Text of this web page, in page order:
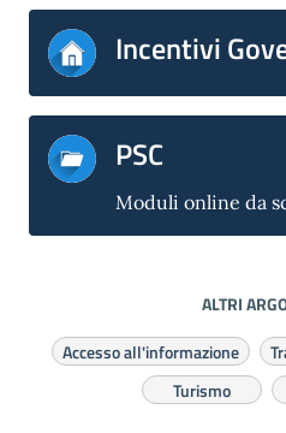
Incentivi
PSC
Moduli online da
ALTRI
Accesso all'informazione
Turismo